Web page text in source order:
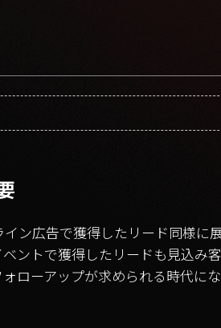
ン広告で獲得したリード同様に
ントで獲得したリードも見込み
ローアップが求められる時代に